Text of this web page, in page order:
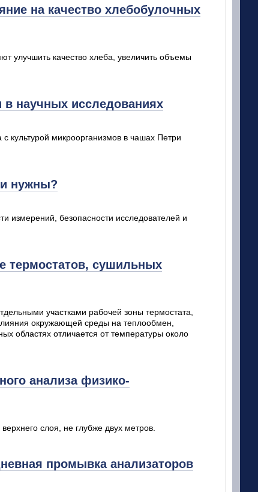
на качество хлебобулочных
улучшить качество хлеба, увеличить объемы
в научных исследованиях
культурой микроорганизмов в чашах Петри
нужны?
измерений, безопасности исследователей и
термостатов, сушильных
участками рабочей зоны термостата,
окружающей среды на теплообмен,
областях отличается от температуры около
анализа физико-
слоя, не глубже двух метров.
промывка анализаторов